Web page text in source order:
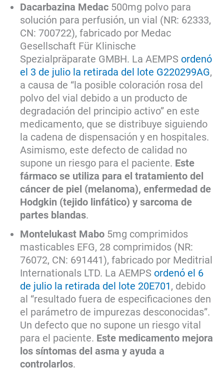
Dacarbazina Medac 500mg polvo para
solución para perfusión, un vial (NR: 62333,
CN: 700722), fabricado por Medac
Gesellschaft Für Klinische
Spezialpräparate GMBH. La AEMPS ordenó
el 3 de julio la retirada del lote G220299AG,
a causa de “la posible coloración rosa del
polvo del vial debido a un producto de
degradación del principio activo” en este
medicamento, que se distribuye siguiendo
la cadena de dispensación y en hospitales.
Asimismo, este defecto de calidad no
supone un riesgo para el paciente. Este
fármaco se utiliza para el tratamiento del
cáncer de piel (melanoma), enfermedad de
Hodgkin (tejido linfático) y sarcoma de
partes blandas.
Montelukast Mabo 5mg comprimidos
masticables EFG, 28 comprimidos (NR:
76072, CN: 691441), fabricado por Meditrial
Internationals LTD. La AEMPS ordenó el 6
de julio la retirada del lote 20E701, debido
al “resultado fuera de especificaciones den
el parámetro de impurezas desconocidas”.
Un defecto que no supone un riesgo vital
para el paciente. Este medicamento mejora
los síntomas del asma y ayuda a
controlarlos.